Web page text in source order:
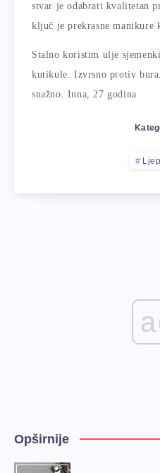
stvar je odabrati kvalitetan
ključ je prekrasne manikure
Stalno koristim ulje
kutikule. Izvrsno protiv
snažno. Inna, 27 godina
Opširnije